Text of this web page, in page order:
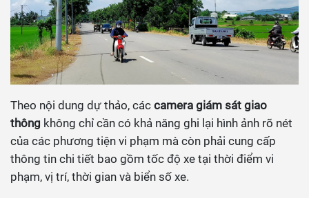
Theo nội dung dự thảo, các camera giám sát giao
thông không chỉ cần có khả năng ghi lại hình ảnh rõ nét
của các phương tiện vi phạm mà còn phải cung cấp
thông tin chi tiết bao gồm tốc độ xe tại thời điểm vi
phạm, vị trí, thời gian và biển số xe.